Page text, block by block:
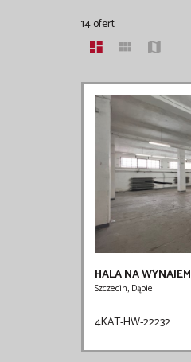
14 ofert
HALA NA WYNAJEM
Szczecin, Dąbie
4KAT-HW-22232